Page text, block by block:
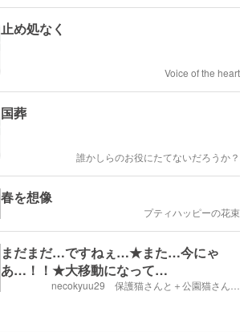
止め処なく
Voice of the heart
国葬
誰かしらのお役にたてないだろうか？
春を想像
プティハッピーの花束
まだまだ…ですねぇ…★また…今にゃ
あ…！！★大移動になって…
necokyuu29 保護猫さんと＋公園猫さん…